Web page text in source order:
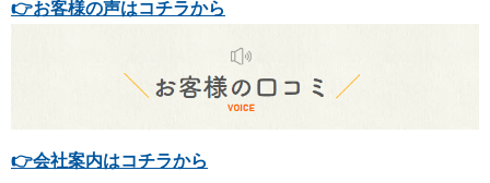
👉お客様の声はコチラから
👉会社案内はコチラから